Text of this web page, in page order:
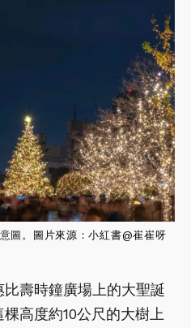
圖。 圖片來源：小紅書@崔崔呀
壽時鐘廣場上的大聖誕
高度約10公尺的大樹上